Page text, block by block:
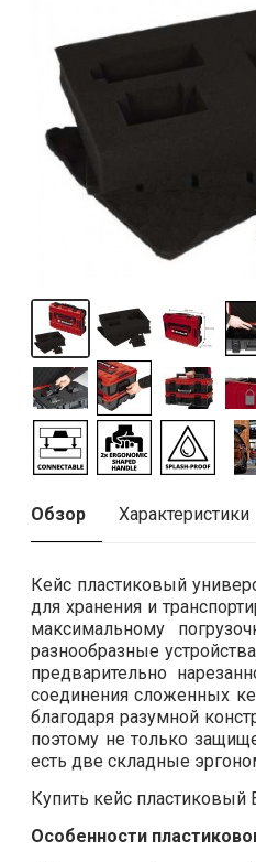
Обзор Характеристики
Кейс пластиковый
для хранения и
максимальному
разнообразные
предварительно
соединения сложенных
благодаря разумной
поэтому не только
есть две складные
Купить кейс
Особенности